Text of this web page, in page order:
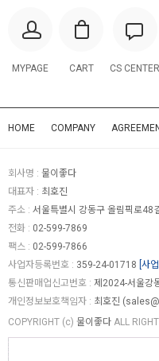
MYPAGE CART CS CENTER
HOME COMPANY
회사명 : 물이좋다
대표자 : 최호진
주소 : 서울특별시 강동구 올림픽로48
전화 : 02-599-7869
팩스 : 02-599-7866
사업자등록번호 : 359-24-01718 [사
통신판매업신고번호 : 제2024-서울강
개인정보보호책임자 : 최호진 (
COPYRIGHT (c) 물이좋다 ALL